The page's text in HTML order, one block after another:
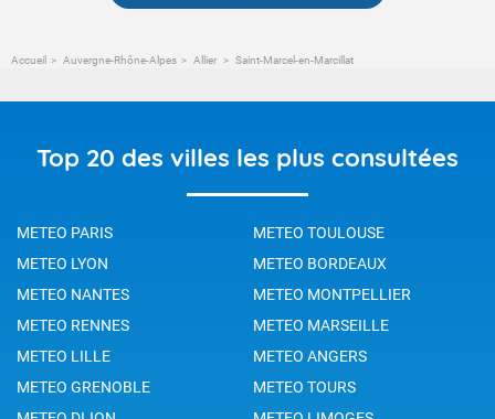
Accueil Auvergne-Rhône-Alpes Allier Saint-Marcel-en-Marcillat
Top 20 des villes les plus consultées
METEO PARIS
METEO TOULOUSE
METEO LYON
METEO BORDEAUX
METEO NANTES
METEO MONTPELLIER
METEO RENNES
METEO MARSEILLE
METEO LILLE
METEO ANGERS
METEO GRENOBLE
METEO TOURS